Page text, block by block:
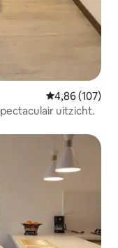
Gemiddelde
4,86 (107)
uitzicht.